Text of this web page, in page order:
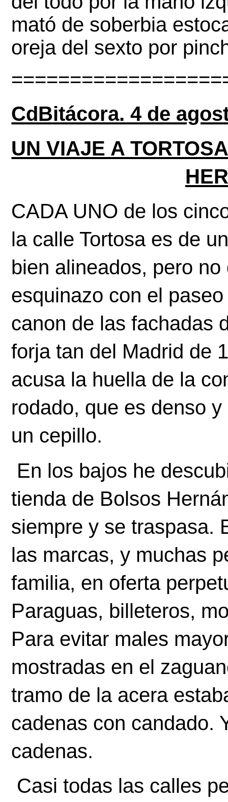
mató de soberbia
oreja del sexto por
CdBitácora. 4 de
UN VIAJE A
CADA UNO de los
la calle Tortosa es de
bien alineados, pero
esquinazo con el
canon de las fachadas
forja tan del Madrid de
acusa la huella de la
rodado, que es denso
un cepillo.
tienda de Bolsos
siempre y se traspasa.
las marcas, y muchas
familia, en oferta
Paraguas, billeteros,
Para evitar males
mostradas en el
tramo de la acera
cadenas con candado.
cadenas.